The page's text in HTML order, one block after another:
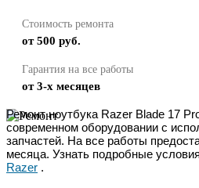
Стоимость ремонта
от 500 руб.
Гарантия на все работы
от 3-х месяцев
Ремонт ноутбука Razer Blade 17
современном оборудовании с
запчастей. На все работы
месяца. Узнать подробные
Razer .